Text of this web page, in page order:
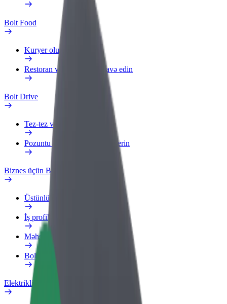
Bolt Food
Kuryer olun
Restoran və ya mağaza əlavə edin
Bolt Drive
Tez-tez verilən suallar
Pozuntu haqqında məlumat verin
Biznes üçün Bolt
Üstünlüklər
İş profili
Məhsullar
Bolt Food for Business
Elektrikli velosipedlər